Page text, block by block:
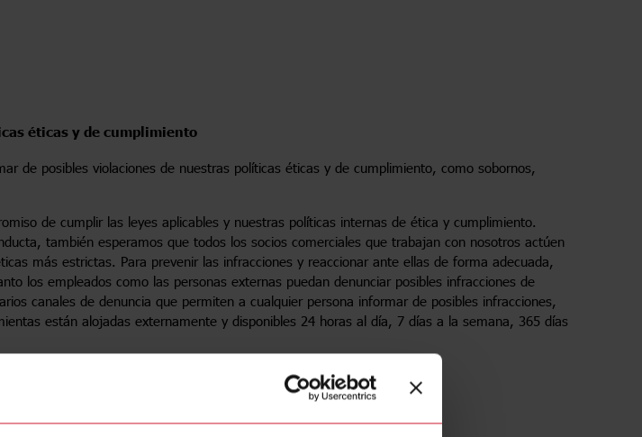
éticas y de cumplimiento
de posibles violaciones de nuestras políticas éticas y de cumplimiento, como sobornos,
de cumplir las leyes aplicables y nuestras políticas internas de ética y cumplimiento.
también esperamos que todos los socios comerciales que trabajan con nosotros actúen
más estrictas. Para prevenir las infracciones y reaccionar ante ellas de forma adecuada,
los empleados como las personas externas puedan denunciar posibles infracciones de
canales de denuncia que permiten a cualquier persona informar de posibles infracciones,
están alojadas externamente y disponibles 24 horas al día, 7 días a la semana, 365 días